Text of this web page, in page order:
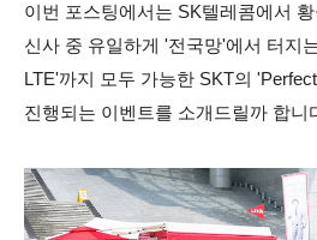
이번 포스팅에서는 SK텔레콤에서
신사 중 유일하게 '전국망'에서 터지
LTE'까지 모두 가능한 SKT의
진행되는 이벤트를 소개드릴까 합니